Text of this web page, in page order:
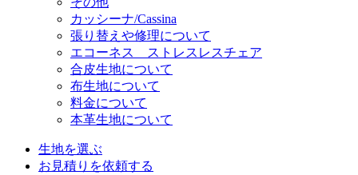
カッシーナ/Cassina
張り替えや修理について
エコーネス ストレスレスチェア
合皮生地について
布生地について
料金について
本革生地について
生地を選ぶ
お見積りを依頼する